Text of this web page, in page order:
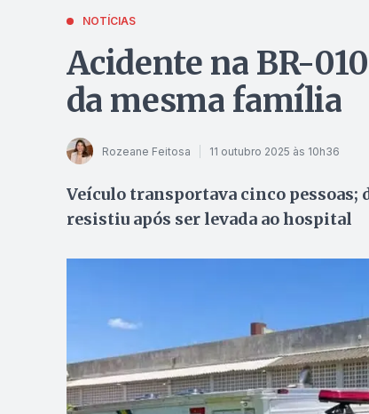
NOTÍCIAS
Acidente na BR-
da mesma família
Rozeane Feitosa 11 outubro 2025 às 10h36
Veículo transportava cinco pessoas;
resistiu após ser levada ao hospital